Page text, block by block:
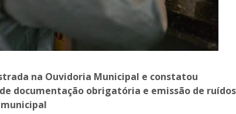
na Ouvidoria Municipal e constatou
documentação obrigatória e emissão de